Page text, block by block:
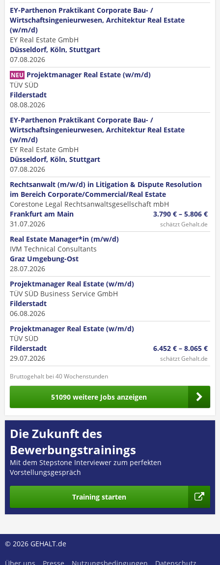
EY-Parthenon Praktikant Corporate Bau- /
Wirtschaftsingenieurwesen, Architektur Real Estate
(w/m/d)
EY Real Estate GmbH
Düsseldorf, Köln, Stuttgart
07.08.2026
NEU Projektmanager Real Estate (w/m/d)
TÜV SÜD
Filderstadt
08.08.2026
EY-Parthenon Praktikant Corporate Bau- /
Wirtschaftsingenieurwesen, Architektur Real Estate
(w/m/d)
EY Real Estate GmbH
Düsseldorf, Köln, Stuttgart
07.08.2026
Rechtsanwalt (m/w/d) in Litigation & Dispute Resolution
im Bereich Corporate/Commercial/Real Estate
Corestone Legal Rechtsanwaltsgesellschaft mbH
Frankfurt am Main
31.07.2026
3.790 € – 5.806 €
schätzt Gehalt.de
Real Estate Manager*in (m/w/d)
IVM Technical Consultants
Graz Umgebung-Ost
28.07.2026
Projektmanager Real Estate (w/m/d)
TÜV SÜD Business Service GmbH
Filderstadt
06.08.2026
Projektmanager Real Estate (w/m/d)
TÜV SÜD
Filderstadt
29.07.2026
6.452 € – 8.065 €
schätzt Gehalt.de
Bruttogehalt bei 40 Wochenstunden
51090 weitere Jobs anzeigen
Die Zukunft des
Bewerbungstrainings
Mit dem Stepstone Interviewer zum perfekten
Vorstellungsgespräch
Training starten
© 2026 GEHALT.de